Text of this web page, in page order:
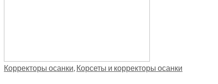
Корректоры осанки, Корсеты и корректоры осанки